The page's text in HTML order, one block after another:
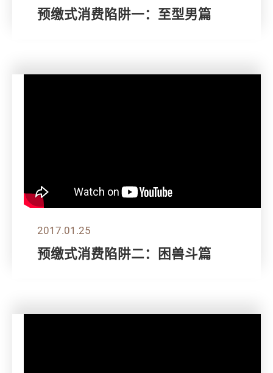
预缴式消费陷阱一：至型男篇
2017.01.25
预缴式消费陷阱二：困兽斗篇